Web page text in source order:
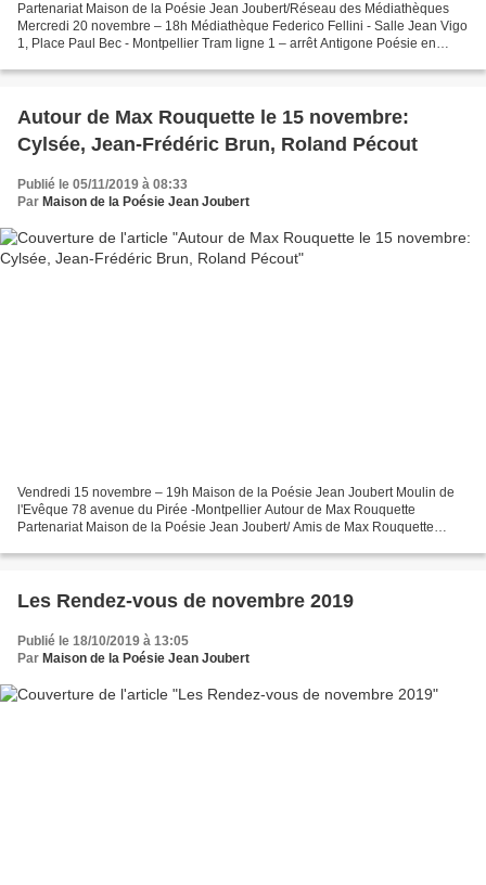
Partenariat Maison de la Poésie Jean Joubert/Réseau des Médiathèques
Mercredi 20 novembre – 18h Médiathèque Federico Fellini - Salle Jean Vigo
1, Place Paul Bec - Montpellier Tram ligne 1 – arrêt Antigone Poésie en
Autour de Max Rouquette le 15 novembre:
Cylsée, Jean-Frédéric Brun, Roland Pécout
Publié le 05/11/2019 à 08:33
Par Maison de la Poésie Jean Joubert
Vendredi 15 novembre – 19h Maison de la Poésie Jean Joubert Moulin de
l'Evêque 78 avenue du Pirée -Montpellier Autour de Max Rouquette
Partenariat Maison de la Poésie Jean Joubert/ Amis de Max Rouquette
Les Rendez-vous de novembre 2019
Publié le 18/10/2019 à 13:05
Par Maison de la Poésie Jean Joubert